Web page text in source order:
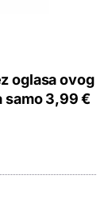
oglasa ovog
samo 3,99 €